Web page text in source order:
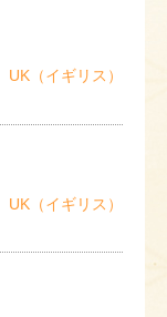
UK（イギリス）
UK（イギリス）